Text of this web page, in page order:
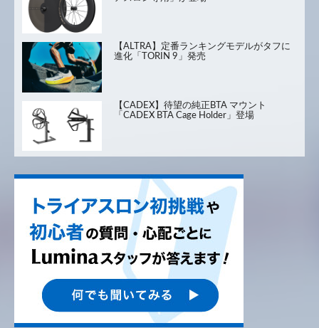
【ALTRA】定番ランキングモデルがタフに
進化「TORIN 9」発売
【CADEX】待望の純正BTA マウント
「CADEX BTA Cage Holder」登場